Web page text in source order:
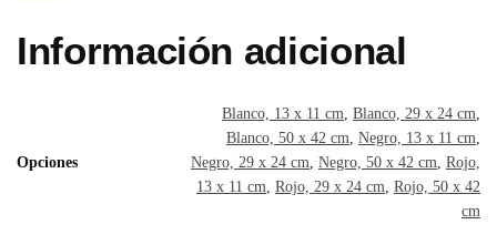
rp
e
ta
i
Información adicional
Opciones
Blanco, 13 x 11 cm Blanco, 29 x 24 cm
Blanco, 50 x 42 cm Negro, 13 x 11 cm
Negro, 29 x 24 cm Negro, 50 x 42 cm Rojo,
13 x 11 cm Rojo, 29 x 24 cm Rojo, 50 x 42
cm